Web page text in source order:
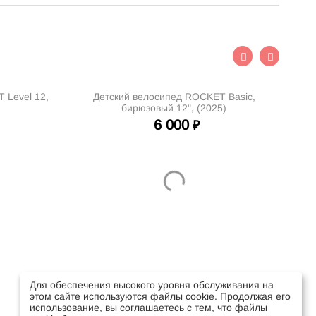
Level 12,
Детский велосипед ROCKET Basic,
бирюзовый 12", (2025)
6 000 ₽
Для обеспечения высокого уровня обслуживания на
этом сайте используются файлы cookie. Продолжая его
использование, вы соглашаетесь с тем, что файлы